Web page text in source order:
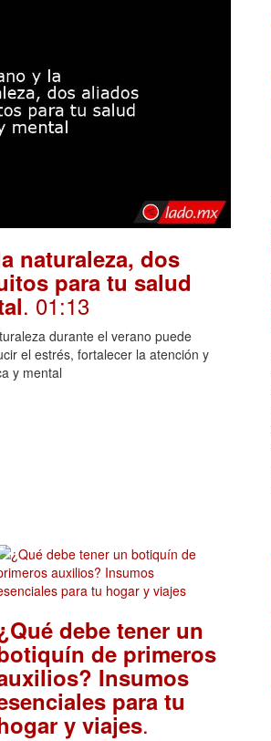
naturaleza, dos
para tu salud
. 01:13
durante el verano puede
el estrés, fortalecer la atención y
y mental
debe tener un
de primeros
Insumos
para tu
y viajes.